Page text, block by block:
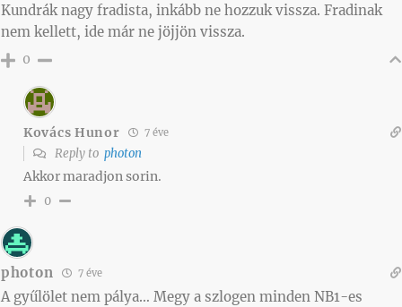
Kundrák nagy fradista, inkább ne hozzuk vissza. Fradinak
nem kellett, ide már ne jöjjön vissza.
0
Kovács Hunor 7 éve
Reply to photon
Akkor maradjon sorin.
0
photon 7 éve
A gyűlölet nem pálya… Megy a szlogen minden NB1-es